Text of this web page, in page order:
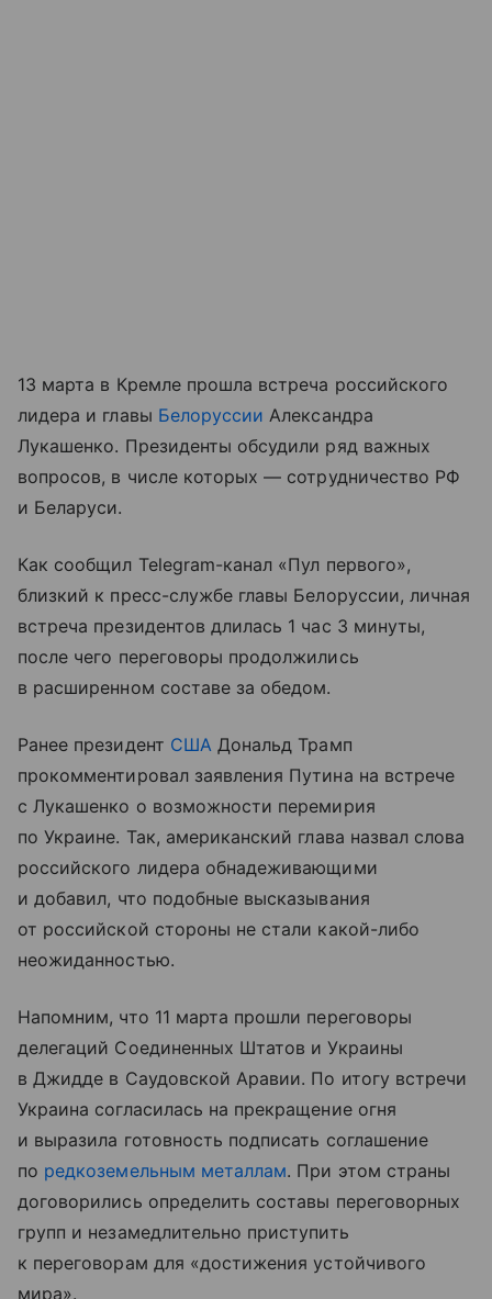
13 марта в Кремле прошла встреча российского
лидера и главы Белоруссии Александра
Лукашенко. Президенты обсудили ряд важных
вопросов, в числе которых — сотрудничество РФ
и Беларуси.
Как сообщил Telegram-канал «Пул первого»,
близкий к пресс-службе главы Белоруссии, личная
встреча президентов длилась 1 час 3 минуты,
после чего переговоры продолжились
в расширенном составе за обедом.
Ранее президент США Дональд Трамп
прокомментировал заявления Путина на встрече
с Лукашенко о возможности перемирия
по Украине. Так, американский глава назвал слова
российского лидера обнадеживающими
и добавил, что подобные высказывания
от российской стороны не стали какой-либо
неожиданностью.
Напомним, что 11 марта прошли переговоры
делегаций Соединенных Штатов и Украины
в Джидде в Саудовской Аравии. По итогу встречи
Украина согласилась на прекращение огня
и выразила готовность подписать соглашение
по редкоземельным металлам. При этом страны
договорились определить составы переговорных
групп и незамедлительно приступить
к переговорам для «достижения устойчивого
мира».